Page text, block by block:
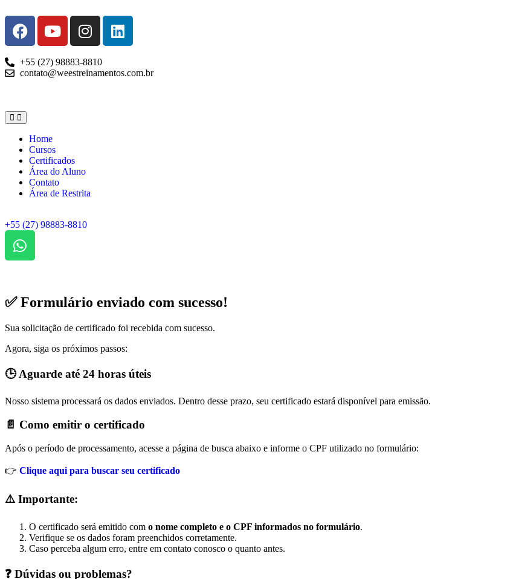
+55 (27) 98883-8810
contato@weestreinamentos.com.br
Home
Cursos
Certificados
Área do Aluno
Contato
Área de Restrita
+55 (27) 98883-8810
✅ Formulário enviado com sucesso!
Sua solicitação de certificado foi recebida com sucesso.
Agora, siga os próximos passos:
🕒 Aguarde até 24 horas úteis
Nosso sistema processará os dados enviados. Dentro desse prazo, seu certificado estará disponível para emissão.
📄 Como emitir o certificado
Após o período de processamento, acesse a página de busca abaixo e informe o CPF utilizado no formulário:
👉 Clique aqui para buscar seu certificado
⚠️ Importante:
O certificado será emitido com o nome completo e o CPF informados no formulário.
Verifique se os dados foram preenchidos corretamente.
Caso perceba algum erro, entre em contato conosco o quanto antes.
❓ Dúvidas ou problemas?